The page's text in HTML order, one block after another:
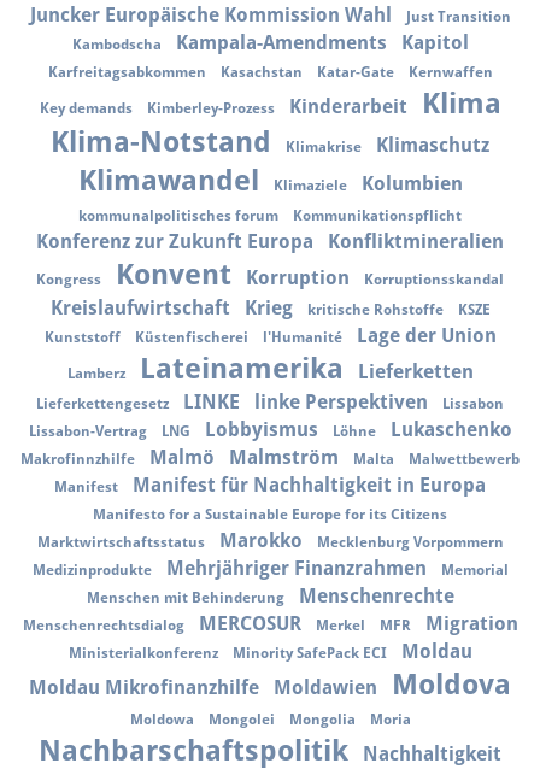
Juncker Europäische Kommission Wahl
Just Transition
Kambodscha
Kampala-Amendments Kapitol
Karfreitagsabkommen Kasachstan Katar-Gate Kernwaffen
Key demands Kimberley-Prozess Kinderarbeit
Klima
Klima-Notstand
Klimakrise Klimaschutz
Klimawandel Klimaziele Kolumbien
kommunalpolitisches forum Kommunikationspflicht
Konferenz zur Zukunft Europa Konfliktmineralien
Kongress Konvent Korruption Korruptionsskandal
Kreislaufwirtschaft Krieg kritische Rohstoffe
KSZE
Kunststoff
Küstenfischerei l'Humanité Lage der Union
Lamberz Lateinamerika Lieferketten
Lieferkettengesetz LINKE linke Perspektiven
Lissabon
Lissabon-Vertrag
LNG Lobbyismus Löhne Lukaschenko
Makrofinnzhilfe Malmö Malmström Malta
Malwettbewerb
Manifest
Manifest für Nachhaltigkeit in Europa
Manifesto for a Sustainable Europe for its Citizens
Marktwirtschaftsstatus
Marokko
Mecklenburg Vorpommern
Medizinprodukte
Mehrjähriger Finanzrahmen
Memorial
Menschen mit Behinderung
Menschenrechte
Menschenrechtsdialog MERCOSUR Merkel MFR Migration
Ministerialkonferenz Minority SafePack ECI
Moldau
Moldau Mikrofinanzhilfe
Moldawien Moldova
Moldowa Mongolei Mongolia Moria
Nachbarschaftspolitik Nachhaltigkeit